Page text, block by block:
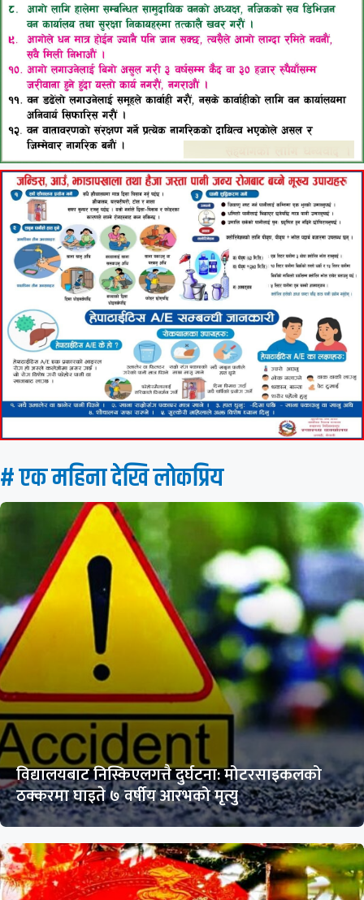
# एक महिना देखि लाेकप्रिय
विद्यालयबाट निस्किएलगत्तै दुर्घटना: मोटरसाइकलको
ठक्करमा घाइते ७ वर्षीय आरभको मृत्यु